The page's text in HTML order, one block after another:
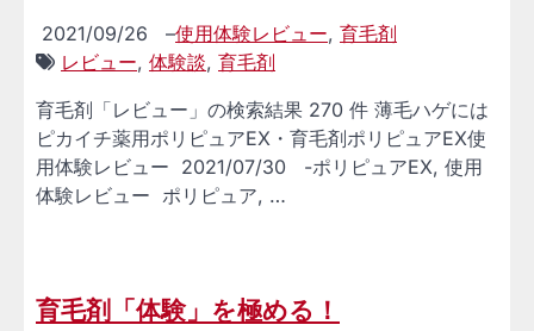
2021/09/26 –使用体験レビュー, 育毛剤
レビュー, 体験談, 育毛剤
育毛剤「レビュー」の検索結果 270 件 薄毛ハゲには
ピカイチ薬用ポリピュアEX・育毛剤ポリピュアEX使
用体験レビュー 2021/07/30 -ポリピュアEX, 使用
体験レビュー ポリピュア, …
育毛剤「体験」を極める！